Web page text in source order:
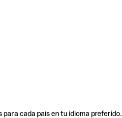
cada país en tu idioma preferido.